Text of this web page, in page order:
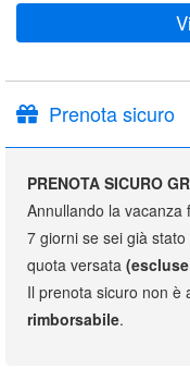
Prenota sicuro
PRENOTA SICURO
Annullando la vacanza
7 giorni se sei già
quota versata
Il prenota sicuro non è
rimborsabile.